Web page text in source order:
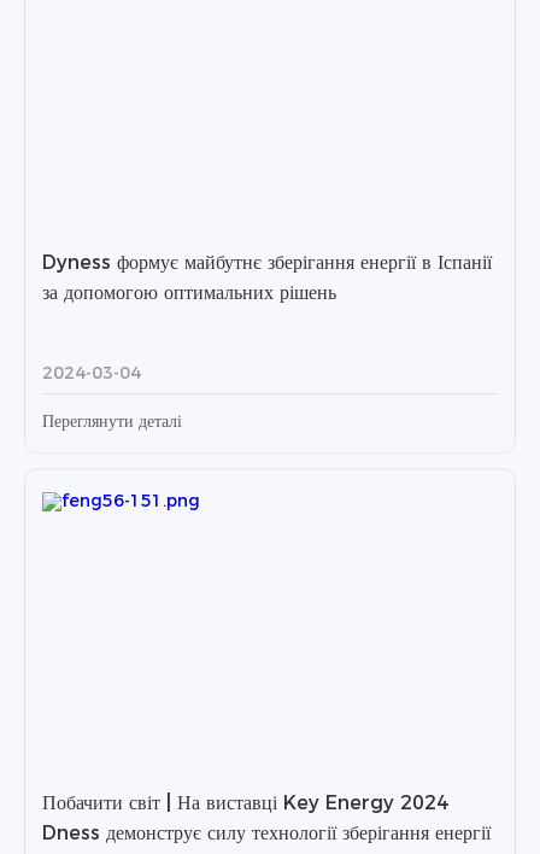
Dyness формує майбутнє зберігання енергії в Іспанії
за допомогою оптимальних рішень
2024-03-04
Переглянути деталі
Побачити світ | На виставці Key Energy 2024
Dness демонструє силу технології зберігання енергії